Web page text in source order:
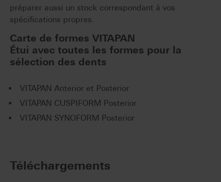
préparer aussi un stock correspondant à vos
spécifications propres.
Carte de formes VITAPAN
Étui avec toutes les formes pour la
sélection des dents
VITAPAN Anterior et Posterior
VITAPAN CUSPIFORM Posterior
VITAPAN SYNOFORM Posterior
Téléchargements